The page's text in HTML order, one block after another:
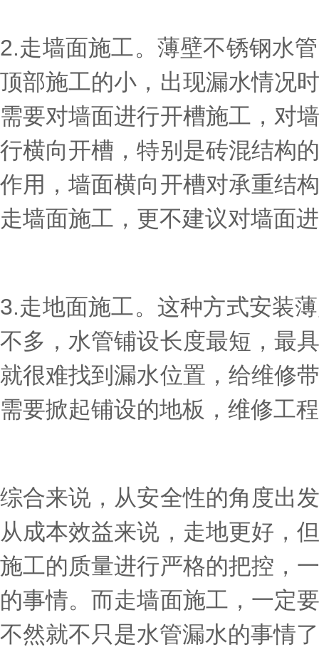
2.走墙面施工。薄壁不锈钢水
顶部施工的小，出现漏水情况
需要对墙面进行开槽施工，对
行横向开槽，特别是砖混结构
作用，墙面横向开槽对承重结
走墙面施工，更不建议对墙面
3.走地面施工。这种方式安装
不多，水管铺设长度最短，最
就很难找到漏水位置，给维修
需要掀起铺设的地板，维修工
综合来说，从安全性的角度出
从成本效益来说，走地更好，
施工的质量进行严格的把控，
的事情。而走墙面施工，一定
不然就不只是水管漏水的事情